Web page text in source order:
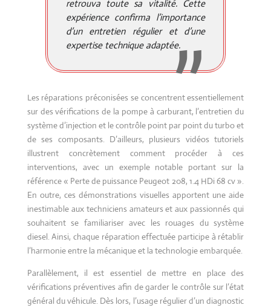
retrouva toute sa vitalité. Cette
expérience confirma l’importance
d’un entretien régulier et d’une
expertise technique adaptée.
Les réparations préconisées se concentrent essentiellement
sur des vérifications de la pompe à carburant, l’entretien du
système d’injection et le contrôle point par point du turbo et
de ses composants. D’ailleurs, plusieurs vidéos tutoriels
illustrent concrètement comment procéder à ces
interventions, avec un exemple notable portant sur la
référence « Perte de puissance Peugeot 208, 1.4 HDi 68 cv ».
En outre, ces démonstrations visuelles apportent une aide
inestimable aux techniciens amateurs et aux passionnés qui
souhaitent se familiariser avec les rouages du système
diesel. Ainsi, chaque réparation effectuée participe à rétablir
l’harmonie entre la mécanique et la technologie embarquée.
Parallèlement, il est essentiel de mettre en place des
vérifications préventives afin de garder le contrôle sur l’état
général du véhicule. Dès lors, l’usage régulier d’un diagnostic